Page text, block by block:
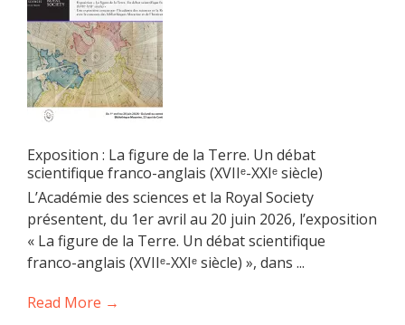
Exposition : La figure de la Terre. Un débat
scientifique franco-anglais (XVIIᵉ-XXIᵉ siècle)
L’Académie des sciences et la Royal Society
présentent, du 1er avril au 20 juin 2026, l’exposition
« La figure de la Terre. Un débat scientifique
franco-anglais (XVIIᵉ-XXIᵉ siècle) », dans ...
Read More →